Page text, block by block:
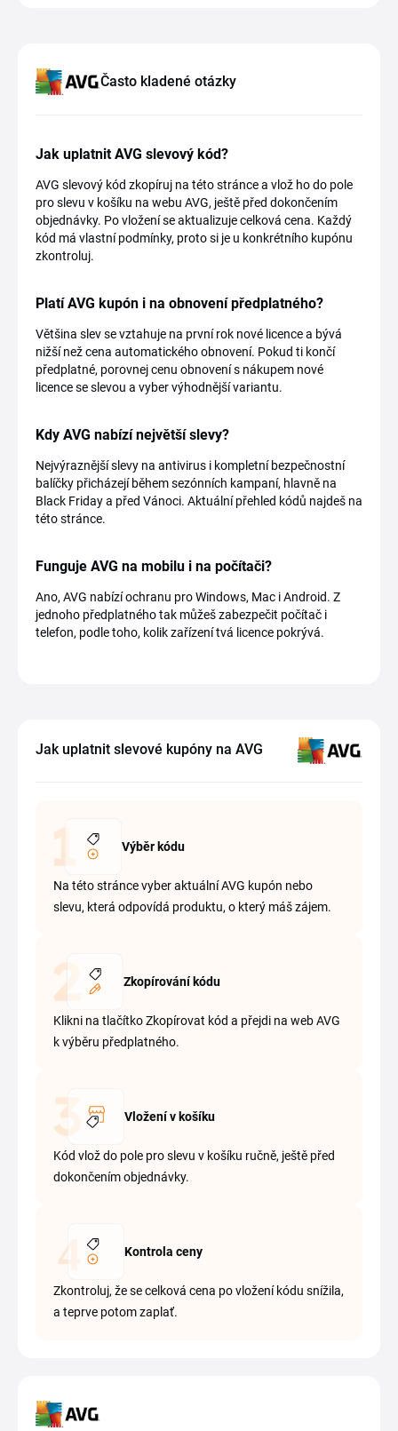
Často kladené otázky
Jak uplatnit AVG slevový kód?
AVG slevový kód zkopíruj na této stránce a vlož ho do pole
pro slevu v košíku na webu AVG, ještě před dokončením
objednávky. Po vložení se aktualizuje celková cena. Každý
kód má vlastní podmínky, proto si je u konkrétního kupónu
zkontroluj.
Platí AVG kupón i na obnovení předplatného?
Většina slev se vztahuje na první rok nové licence a bývá
nižší než cena automatického obnovení. Pokud ti končí
předplatné, porovnej cenu obnovení s nákupem nové
licence se slevou a vyber výhodnější variantu.
Kdy AVG nabízí největší slevy?
Nejvýraznější slevy na antivirus i kompletní bezpečnostní
balíčky přicházejí během sezónních kampaní, hlavně na
Black Friday a před Vánoci. Aktuální přehled kódů najdeš na
této stránce.
Funguje AVG na mobilu i na počítači?
Ano, AVG nabízí ochranu pro Windows, Mac i Android. Z
jednoho předplatného tak můžeš zabezpečit počítač i
telefon, podle toho, kolik zařízení tvá licence pokrývá.
Jak uplatnit slevové kupóny na AVG
Výběr kódu
Na této stránce vyber aktuální AVG kupón nebo
slevu, která odpovídá produktu, o který máš zájem.
Zkopírování kódu
Klikni na tlačítko Zkopírovat kód a přejdi na web AVG
k výběru předplatného.
Vložení v košíku
Kód vlož do pole pro slevu v košíku ručně, ještě před
dokončením objednávky.
Kontrola ceny
Zkontroluj, že se celková cena po vložení kódu snížila,
a teprve potom zaplať.